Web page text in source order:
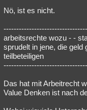
Nö, ist es nicht.
arbeitsrechte wozu - -
sprudelt in jene, die geld
teilbeteiligen
Das hat mit Arbeitrecht
Value Denken ist nach